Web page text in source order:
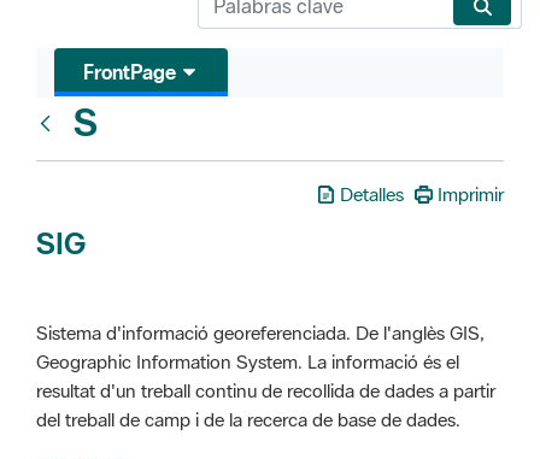
FrontPage
S
Detalles Imprimir
SIG
Sistema d'informació georeferenciada. De l'anglès GIS,
Geographic Information System. La informació és el
resultat d'un treball continu de recollida de dades a partir
del treball de camp i de la recerca de base de dades.